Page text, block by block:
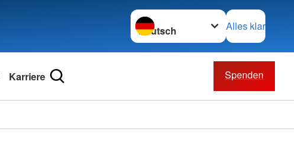
Sprache wechseln zu
Alles klar
Karriere Spenden